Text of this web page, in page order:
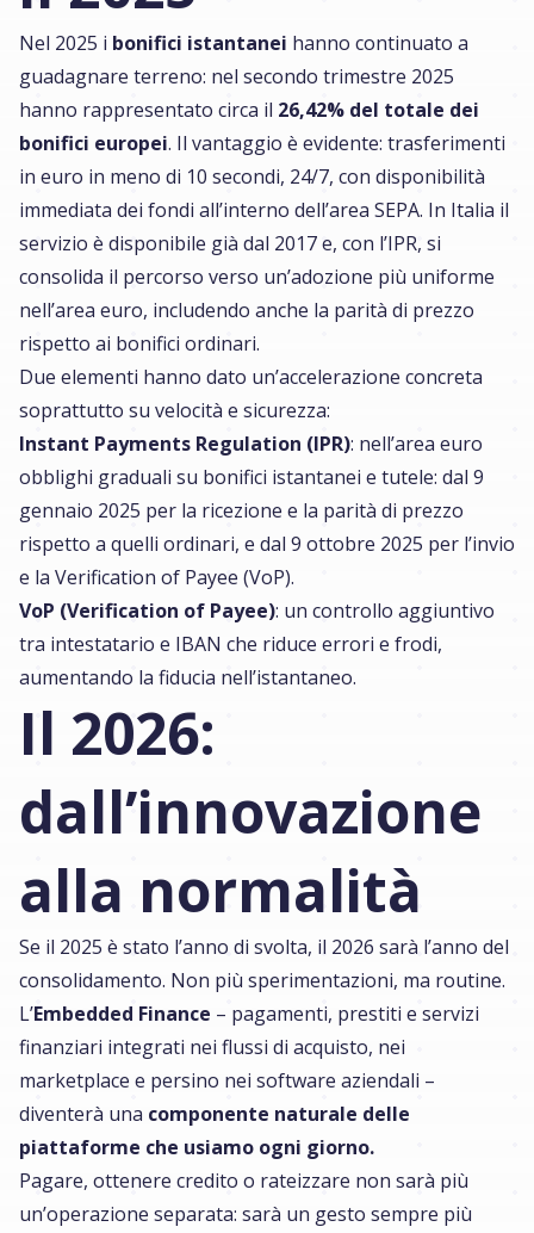
Nel 2025 i bonifici istantanei hanno continuato a
guadagnare terreno: nel secondo trimestre 2025
hanno rappresentato circa il 26,42% del totale dei
bonifici europei. Il vantaggio è evidente: trasferimenti
in euro in meno di 10 secondi, 24/7, con disponibilità
immediata dei fondi all’interno dell’area SEPA. In Italia il
servizio è disponibile già dal 2017 e, con l’IPR, si
consolida il percorso verso un’adozione più uniforme
nell’area euro, includendo anche la parità di prezzo
rispetto ai bonifici ordinari.
Due elementi hanno dato un’accelerazione concreta
soprattutto su velocità e sicurezza:
Instant Payments Regulation (IPR): nell’area euro
obblighi graduali su bonifici istantanei e tutele: dal 9
gennaio 2025 per la ricezione e la parità di prezzo
rispetto a quelli ordinari, e dal 9 ottobre 2025 per l’invio
e la Verification of Payee (VoP).
VoP (Verification of Payee): un controllo aggiuntivo
tra intestatario e IBAN che riduce errori e frodi,
aumentando la fiducia nell’istantaneo.
Il 2026:
dall’innovazione
alla normalità
Se il 2025 è stato l’anno di svolta, il 2026 sarà l’anno del
consolidamento. Non più sperimentazioni, ma routine.
L’Embedded Finance – pagamenti, prestiti e servizi
finanziari integrati nei flussi di acquisto, nei
marketplace e persino nei software aziendali –
diventerà una componente naturale delle
piattaforme che usiamo ogni giorno.
Pagare, ottenere credito o rateizzare non sarà più
un’operazione separata: sarà un gesto sempre più